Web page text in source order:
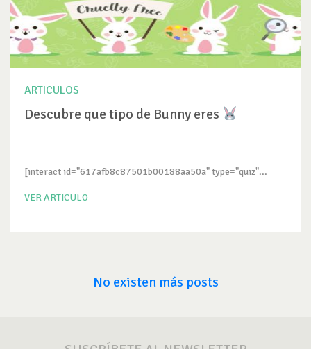
ARTICULOS
Descubre que tipo de Bunny eres
[interact id="617afb8c87501b00188aa50a" type="quiz"...
VER ARTICULO
No existen más posts